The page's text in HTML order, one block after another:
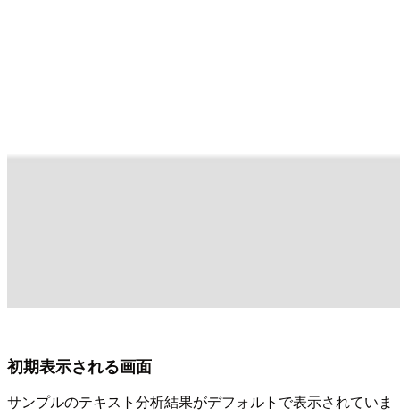
初期表示される画面
サンプルのテキスト分析結果がデフォルトで表示されていま